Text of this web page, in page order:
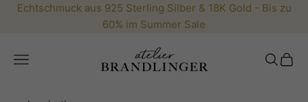
Zum Inhalt springen
Echtschmuck aus 925 Sterling Silber & 18K Gold - Bis zu
60% im Summer Sale
Brandlinger.com
Menü Suchen